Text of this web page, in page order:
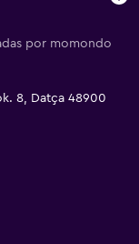
por momondo
8, Datça 48900